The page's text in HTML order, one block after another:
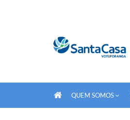
QUEM SOMOS